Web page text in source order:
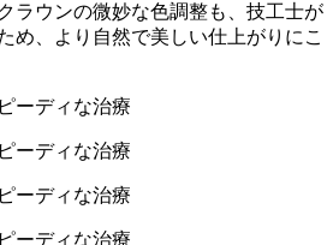
ラウンの微妙な色調整も、技工士が
め、より自然で美しい仕上がりにこ